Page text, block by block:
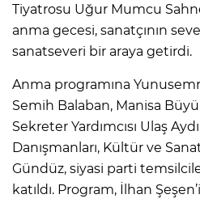
Tiyatrosu Uğur Mumcu
anma gecesi, sanatçının
sanatseveri bir araya getirdi.
Anma programına
Semih Balaban, Manisa
Sekreter Yardımcısı Ulaş
Danışmanları, Kültür ve
Gündüz, siyasi parti
katıldı. Program, İlhan